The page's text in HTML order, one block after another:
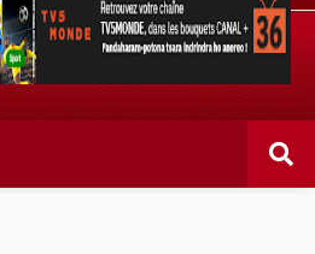
dans les bouquets
potoana tsara indrindra ho